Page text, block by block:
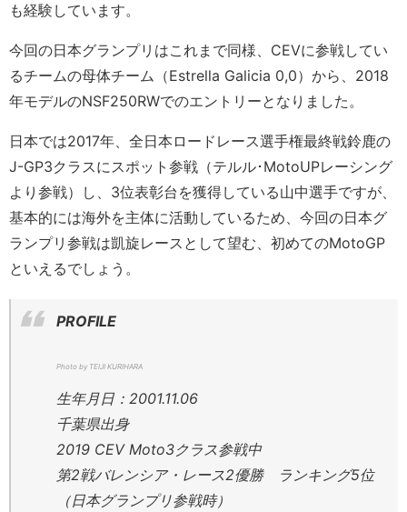
も経験しています。
今回の日本グランプリはこれまで同様、CEVに参戦してい
るチームの母体チーム（Estrella Galicia 0,0）から、2018
年モデルのNSF250RWでのエントリーとなりました。
日本では2017年、全日本ロードレース選手権最終戦鈴鹿の
J-GP3クラスにスポット参戦（テルル･MotoUPレーシング
より参戦）し、3位表彰台を獲得している山中選手ですが、
基本的には海外を主体に活動しているため、今回の日本グ
ランプリ参戦は凱旋レースとして望む、初めてのMotoGP
といえるでしょう。
PROFILE
Photo by TEIJI KURIHARA
生年月日：2001.11.06
千葉県出身
2019 CEV Moto3クラス参戦中
第2戦バレンシア・レース2優勝 ランキング5位
（日本グランプリ参戦時）